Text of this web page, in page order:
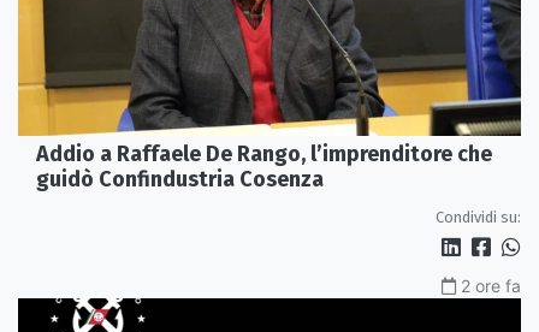
Addio a Raffaele De Rango, l’imprenditore che
guidò Confindustria Cosenza
Condividi su:
2 ore fa